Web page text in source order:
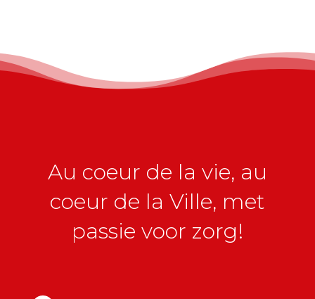
Au coeur de la vie, au
coeur de la Ville, met
passie voor zorg!